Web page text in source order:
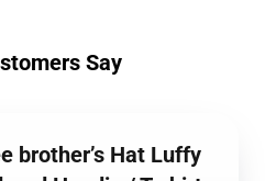
Say
brother’s Hat Luffy